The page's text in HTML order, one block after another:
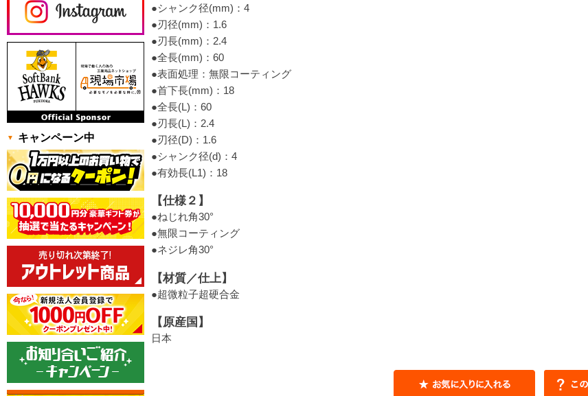
●シャンク径(mm)：4
●刃径(mm)：1.6
●刃長(mm)：2.4
●全長(mm)：60
●表面処理：無限コーティング
●首下長(mm)：18
●全長(L)：60
●刃長(L)：2.4
●刃径(D)：1.6
●シャンク径(d)：4
●有効長(L1)：18
【仕様２】
●ねじれ角30°
●無限コーティング
●ネジレ角30°
【材質／仕上】
●超微粒子超硬合金
【原産国】
日本
キャンペーン中